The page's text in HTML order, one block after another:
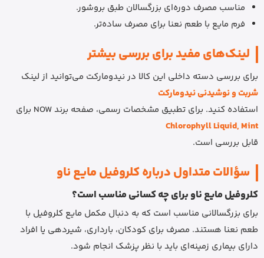
مناسب مصرف دوره‌ای بزرگسالان طبق بروشور.
فرم مایع با طعم نعنا برای مصرف ساده‌تر.
لینک‌های مفید برای بررسی بیشتر
برای بررسی دسته داخلی این کالا در نیدومارکت می‌توانید از لینک
شربت و نوشیدنی نیدومارکت
استفاده کنید. برای تطبیق مشخصات رسمی، صفحه برند NOW برای
Chlorophyll Liquid, Mint
قابل بررسی است.
سؤالات متداول درباره کلروفیل مایع ناو
کلروفیل مایع ناو برای چه کسانی مناسب است؟
برای بزرگسالانی مناسب است که به دنبال مکمل مایع کلروفیل با
طعم نعنا هستند. مصرف برای کودکان، بارداری، شیردهی یا افراد
دارای بیماری زمینه‌ای باید با نظر پزشک انجام شود.